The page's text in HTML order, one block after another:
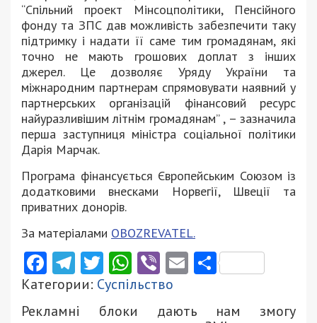
“Спільний проект Мінсоцполітики, Пенсійного
фонду та ЗПС дав можливість забезпечити таку
підтримку і надати її саме тим громадянам, які
точно не мають грошових доплат з інших
джерел. Це дозволяє Уряду України та
міжнародним партнерам спрямовувати наявний у
партнерських організацій фінансовий ресурс
найуразливішим літнім громадянам” , – зазначила
перша заступниця міністра соціальної політики
Дарія Марчак.
Програма фінансується Європейським Союзом із
додатковими внесками Норвегії, Швеції та
приватних донорів.
За матеріалами OBOZREVATEL.
Facebook
Telegram
Twitter
WhatsApp
ViberEmail
Категории: Суспільство
Рекламні блоки дають нам змогу